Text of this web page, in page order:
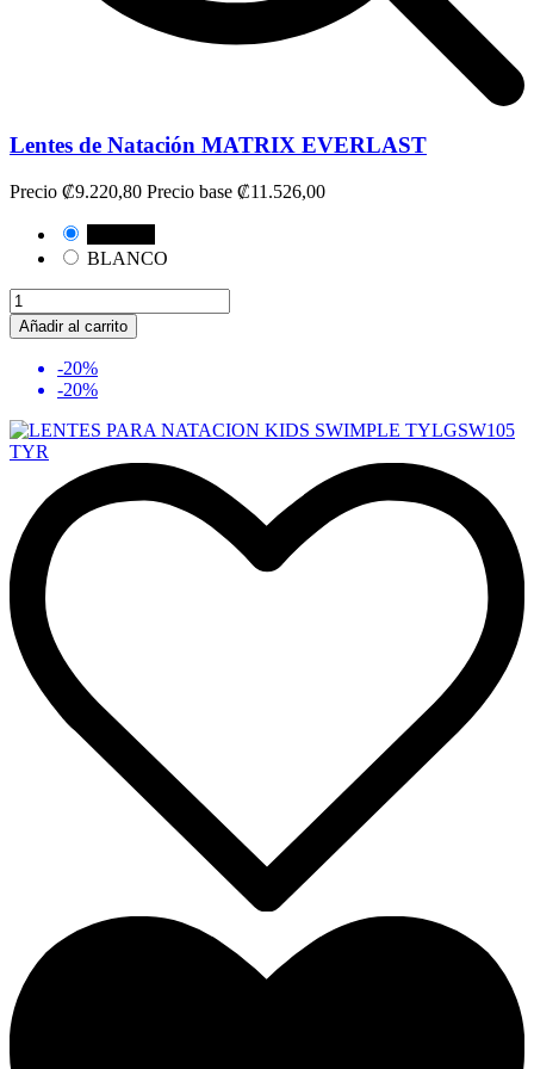
Lentes de Natación MATRIX EVERLAST
Precio ₡9.220,80 Precio base ₡11.526,00
BLANCO
Añadir al carrito
-20%
-20%